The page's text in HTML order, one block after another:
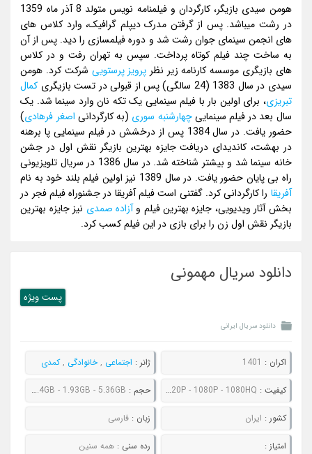
هومن سیدی بازیگر، کارگردان و فیلمنامه نویس متولد 8 آذر ماه 1359
در رشت میباشد. پس از گرفتن مدرک دیپلم گرافیک، وارد کلاس های
های انجمن سینمای جوان رشت شد و دوره فیلمسازی را دید. پس از آن
به ساخت چند فیلم کوتاه پرداخت. سپس به تهران رفت و در کلاس
های بازیگری موسسه کارنامه زیر نظر پرویز پرستویی شرکت کرد. هومن
سیدی در سال 1383 (24 سالگی) پس از قبولی در تست بازیگری
کمال
تبریزی، برای اولین بار با فیلم سینمایی یک تکه نان وارد سینما شد. یک
سال بعد در فیلم سینماییچهارشنبه سوری (به کارگردانی اصغر فرهادی)
حضور یافت. در سال 1384 پس از درخشش در فیلم سینمایی پا برهنه
در بهشت، کاندیدای دریافت جایزه بهترین بازیگر نقش اول در جشن
خانه سینما شد و بیشتر شناخته شد. در سال 1386 در سریال تلویزیونی
راه بی پایان حضور یافت. در سال 1389 نیز اولین فیلم بلند خود به نام
آفریقا را کارگردانی کرد. گفتنی است فیلم آفریقا در جشنوراه فیلم فجر در
بخش آثار ویدیویی، جایزه بهترین فیلم وآزاده صمدی نیز جایزه بهترین
بازیگر نقش اول زن را برای بازی در این فیلم کسب کرد.
دانلود سریال مهمونی
پست ويژه
دانلود سریال ایرانی
اکران : 1401 ژانر : اجتماعی ,خانوادگی ,کمدی
کیفیت : 480P - 720P - 1080P - 1080HQ حجم : 512MB - 728MB - 1.4GB - 1.93GB - 5.36GB
کشور : ایران زبان : فارسی
امتیاز : رده سنی : همه سنین